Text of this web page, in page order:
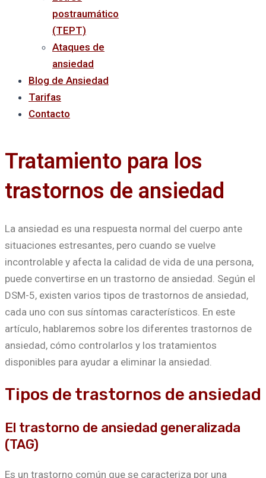
postraumático
(TEPT)
Ataques de
ansiedad
Blog de Ansiedad
Tarifas
Contacto
Tratamiento para los
trastornos de ansiedad
La ansiedad es una respuesta normal del cuerpo ante
situaciones estresantes, pero cuando se vuelve
incontrolable y afecta la calidad de vida de una persona,
puede convertirse en un trastorno de ansiedad. Según el
DSM-5, existen varios tipos de trastornos de ansiedad,
cada uno con sus síntomas característicos. En este
artículo, hablaremos sobre los diferentes trastornos de
ansiedad, cómo controlarlos y los tratamientos
disponibles para ayudar a eliminar la ansiedad.
Tipos de trastornos de ansiedad
El trastorno de ansiedad generalizada
(TAG)
Es un trastorno común que se caracteriza por una